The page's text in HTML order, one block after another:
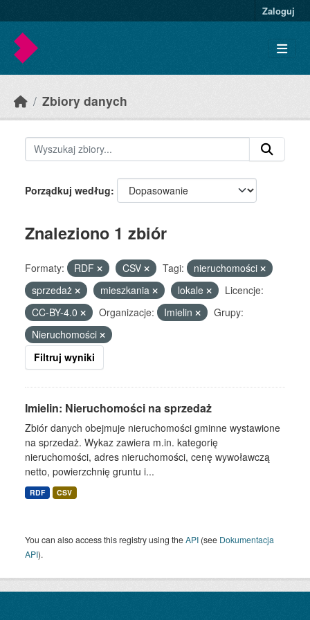
Zaloguj
Zbiory danych
Porządkuj według
Znaleziono 1 zbiór
Formaty: RDF CSV Tagi:
nieruchomości
sprzedaż
mieszkania lokale
Licencje:
CC-BY-4.0
Organizacje: Imielin
Grupy:
Nieruchomości
Filtruj wyniki
Imielin: Nieruchomości na sprzedaż
Zbiór danych obejmuje nieruchomości gminne wystawione
na sprzedaż. Wykaz zawiera m.in. kategorię
nieruchomości, adres nieruchomości, cenę wywoławczą
netto, powierzchnię gruntu i...
RDF CSV
You can also access this registry using theAPI (see Dokumentacja
API).